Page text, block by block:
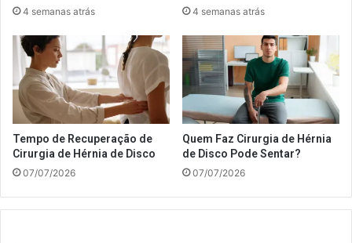
4 semanas atrás 4 semanas atrás
Tempo de Recuperação de
Cirurgia de Hérnia de Disco
07/07/2026
Quem Faz Cirurgia de Hérnia
de Disco Pode Sentar?
07/07/2026